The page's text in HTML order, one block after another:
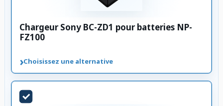
Chargeur Sony BC-ZD1 pour batteries NP-
FZ100
›Choisissez une alternative